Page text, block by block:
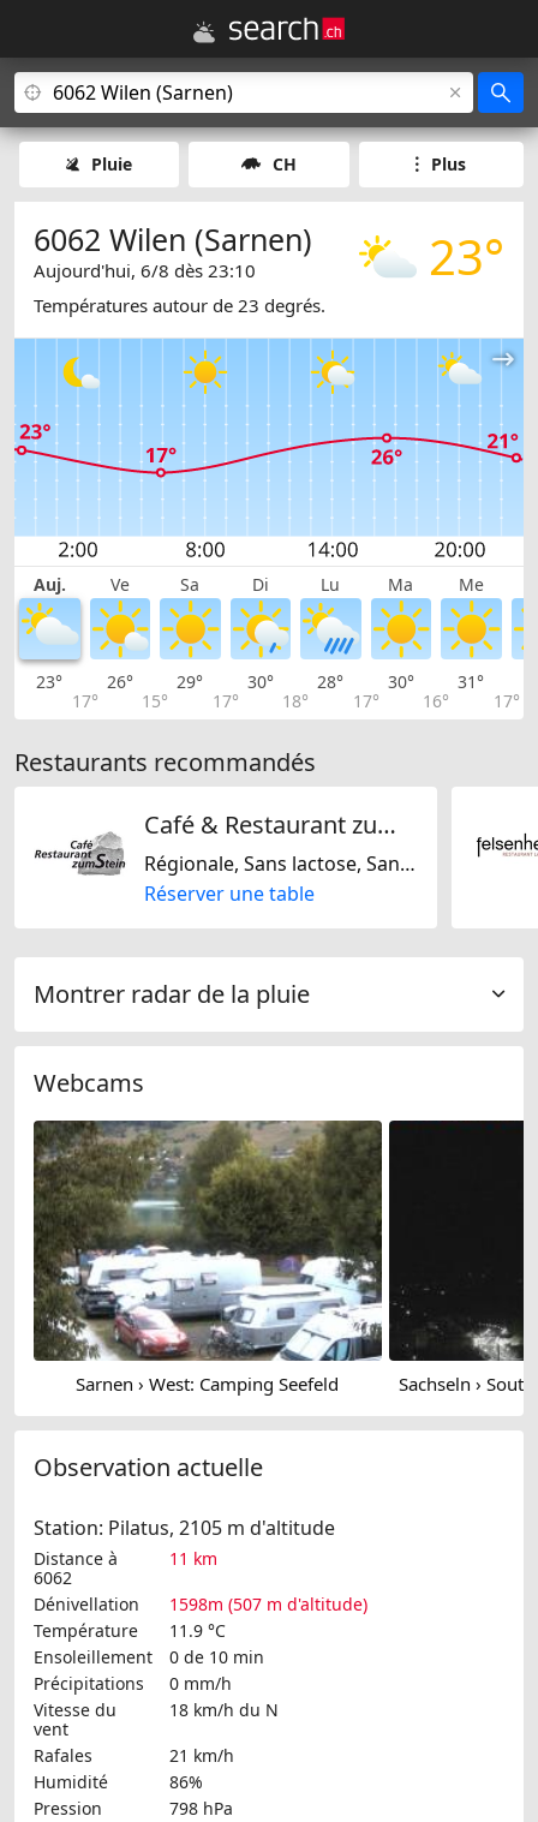
Pluie CH Plus
23°
6062 Wilen (Sarnen)
Aujourd'hui, 6/8 dès 23:10
Températures autour de 23 degrés.
Auj. Ve Sa Di Lu Ma Me
23°
17°
26°
15°
29°
17°
30°
18°
28°
17°
30°
16°
31°
17°
Restaurants recommandés
Café & Restaurant zumStein & Bäckerei
Régionale, Sans lactose, Sans gluten, Suisse
Réserver une table
Montrer radar de la pluie
Webcams
Sarnen › West: Camping Seefeld
Observation actuelle
Station: Pilatus, 2105 m d'altitude
Distance à
6062
11 km
Dénivellation
1598m (507 m d'altitude)
Température
11.9 °C
Ensoleillement
0 de 10 min
Précipitations
0 mm/h
Vitesse du
vent
18 km/h du N
Rafales
21 km/h
Humidité
86%
Pression
798 hPa